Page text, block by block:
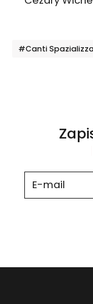
#Canti